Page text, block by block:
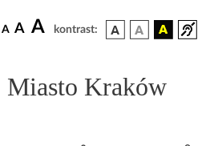
A A A kontrast:
Miasto Kraków